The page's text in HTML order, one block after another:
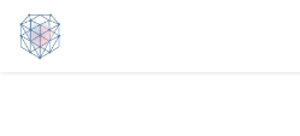
Sari la conținut